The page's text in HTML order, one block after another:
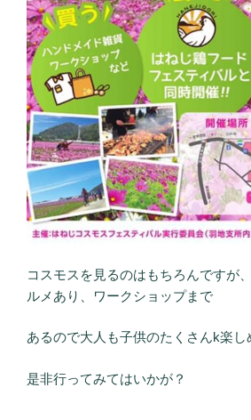
コスモスを見るのはもちろんですが
ルメあり、ワークショップまで
あるので大人も子供のたくさんk楽し
是非行ってみてはいかが？